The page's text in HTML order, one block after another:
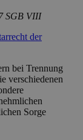
SGB VIII
der
bei Trennung
verschiedenen
Sorge